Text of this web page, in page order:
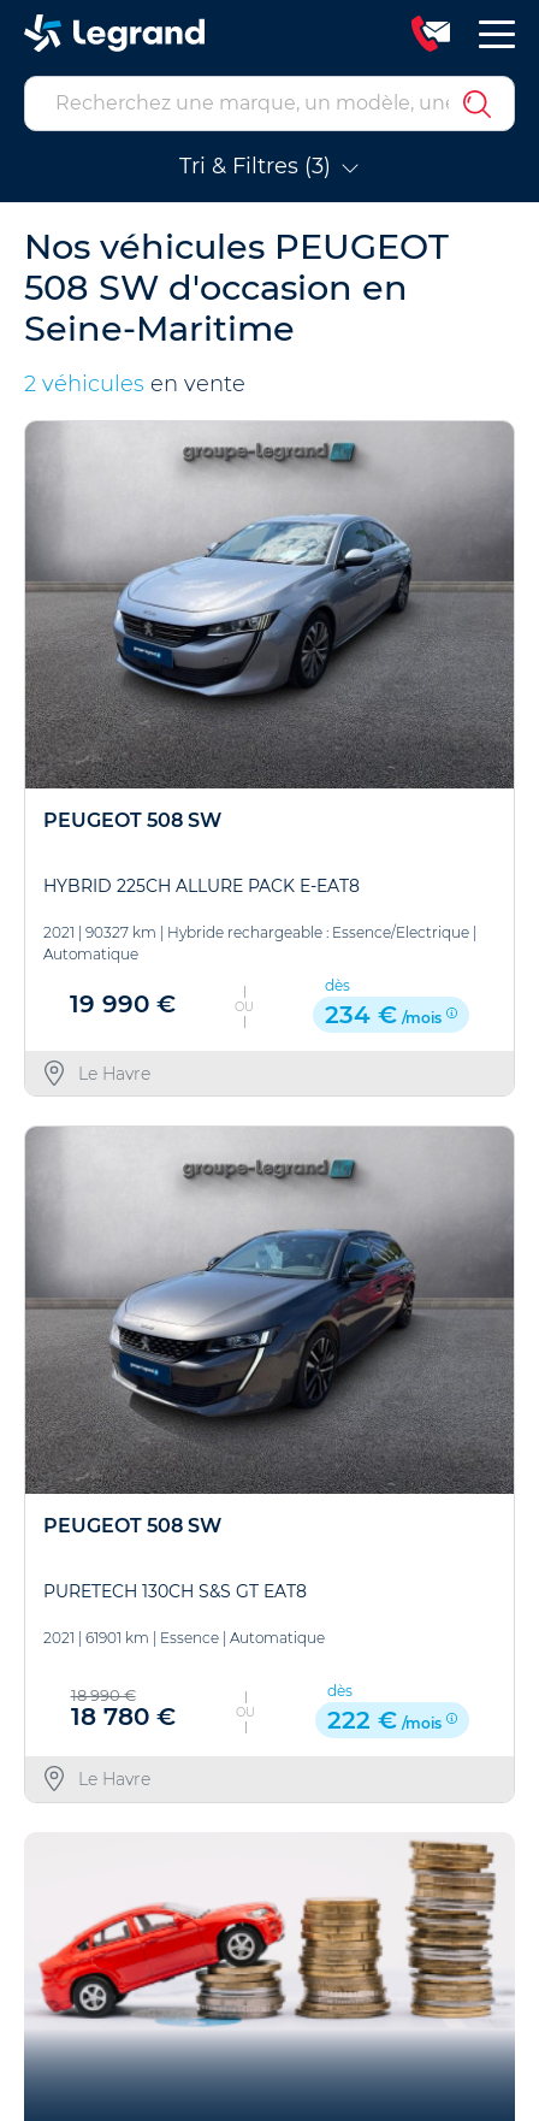
Tri & Filtres (3)
Nos véhicules PEUGEOT
508 SW d'occasion en
Seine-Maritime
2 véhicules en vente
PEUGEOT 508 SW
HYBRID 225CH ALLURE PACK E-EAT8
2021 | 90327 km | Hybride rechargeable : Essence/Electrique |
Automatique
19 990 € OU
dès
234 € /mois
Le Havre
PEUGEOT 508 SW
PURETECH 130CH S&S GT EAT8
2021 61901 km Essence Automatique
18 990 €
18 780 € OU
dès
222 € /mois
Le Havre